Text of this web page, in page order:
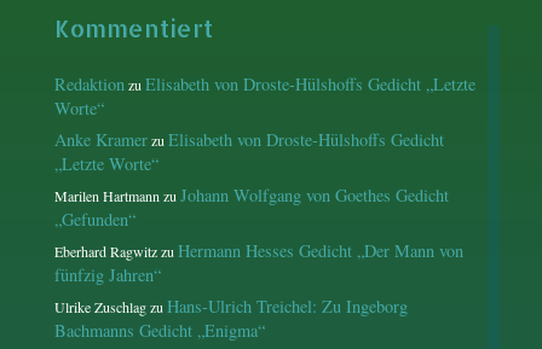
Kommentiert
RedaktionzuElisabeth von Droste-Hülshoffs Gedicht „Letzte
Worte“
Anke KramerzuElisabeth von Droste-Hülshoffs Gedicht
„Letzte Worte“
Marilen HartmannzuJohann Wolfgang von Goethes Gedicht
„Gefunden“
Eberhard RagwitzzuHermann Hesses Gedicht „Der Mann von
fünfzig Jahren“
Ulrike ZuschlagzuHans-Ulrich Treichel: Zu Ingeborg
Bachmanns Gedicht „Enigma“